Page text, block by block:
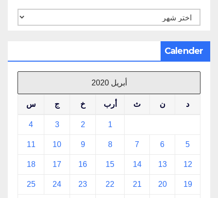
الأرشيف
Calender
أبريل 2020
د ن ث أرب خ ج س
1
2
3
4
5
6
7
8
9
10
11
12
13
14
15
16
17
18
19
20
21
22
23
24
25